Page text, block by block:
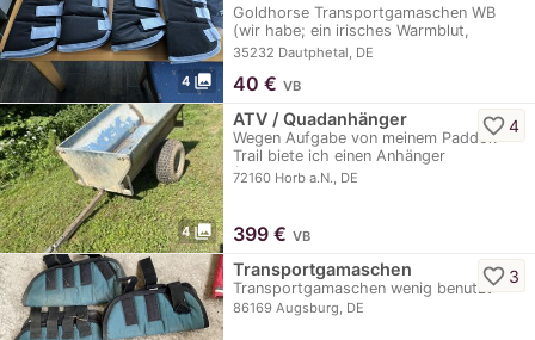
4 photo_library
Goldhorse Transportgamaschen WB
(wir habe; ein irisches Warmblut,
stämmige Beine) und…
35232 Dautphetal, DE
40 € VB
4 photo_library
ATV / Quadanhänger
Wegen Aufgabe von meinem Paddok-
Trail biete ich einen Anhänger
(Edelstahl)…
72160 Horb a.N., DE
favorite_border4
399 € VB
Transportgamaschen
Transportgamaschen wenig benutzt
86169 Augsburg, DE
favorite_border 3